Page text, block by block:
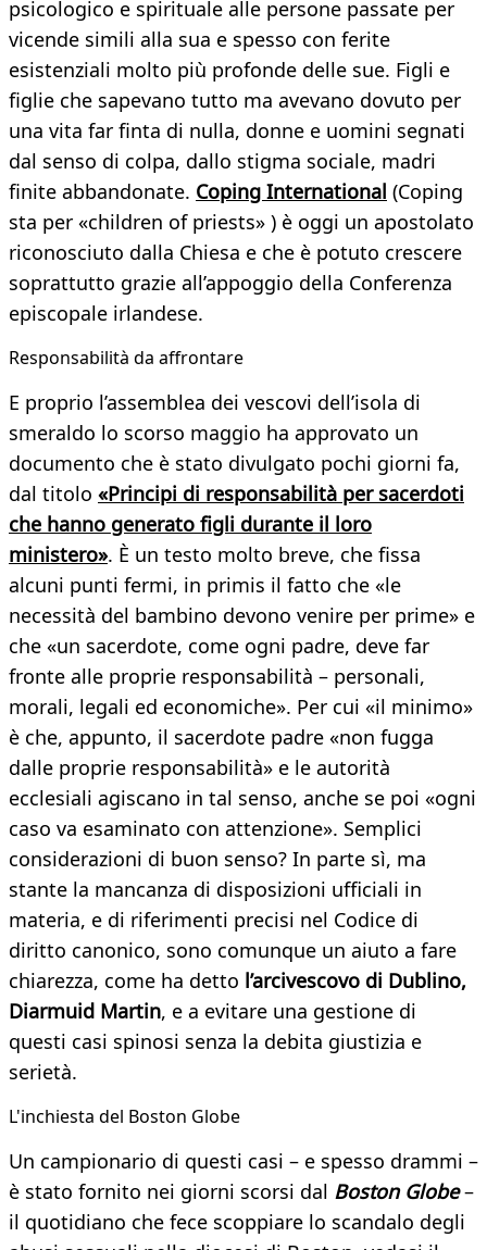
psicologico e spirituale alle persone passate per
vicende simili alla sua e spesso con ferite
esistenziali molto più profonde delle sue. Figli e
figlie che sapevano tutto ma avevano dovuto per
una vita far finta di nulla, donne e uomini segnati
dal senso di colpa, dallo stigma sociale, madri
finite abbandonate. Coping International (Coping
sta per «children of priests» ) è oggi un apostolato
riconosciuto dalla Chiesa e che è potuto crescere
soprattutto grazie all’appoggio della Conferenza
episcopale irlandese.
Responsabilità da affrontare
E proprio l’assemblea dei vescovi dell’isola di
smeraldo lo scorso maggio ha approvato un
documento che è stato divulgato pochi giorni fa,
dal titolo «Principi di responsabilità per sacerdoti
che hanno generato figli durante il loro
ministero». È un testo molto breve, che fissa
alcuni punti fermi, in primis il fatto che «le
necessità del bambino devono venire per prime» e
che «un sacerdote, come ogni padre, deve far
fronte alle proprie responsabilità – personali,
morali, legali ed economiche». Per cui «il minimo»
è che, appunto, il sacerdote padre «non fugga
dalle proprie responsabilità» e le autorità
ecclesiali agiscano in tal senso, anche se poi «ogni
caso va esaminato con attenzione». Semplici
considerazioni di buon senso? In parte sì, ma
stante la mancanza di disposizioni ufficiali in
materia, e di riferimenti precisi nel Codice di
diritto canonico, sono comunque un aiuto a fare
chiarezza, come ha detto l’arcivescovo di Dublino,
Diarmuid Martin, e a evitare una gestione di
questi casi spinosi senza la debita giustizia e
serietà.
L'inchiesta del Boston Globe
Un campionario di questi casi – e spesso drammi –
è stato fornito nei giorni scorsi dal Boston Globe–
il quotidiano che fece scoppiare lo scandalo degli